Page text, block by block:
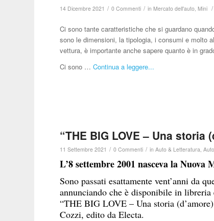
14 Dicembre 2021 / 0 Commenti / inMercato dell'auto ,Mini /
Ci sono tante caratteristiche che si guardano
sono le dimensioni, la tipologia, i consumi e molto
vettura, è importante anche sapere quanto è in
Ci sono …Continua a leggere...
“THE BIG LOVE – Una storia
11 Settembre 2021 / 0 Commenti / inAuto & Letteratura ,
L’8 settembre 2001 nasceva la Nuova
Sono passati esattamente vent’anni da
annunciando che è disponibile in
“THE BIG LOVE – Una storia
Cozzi, edito da Electa.